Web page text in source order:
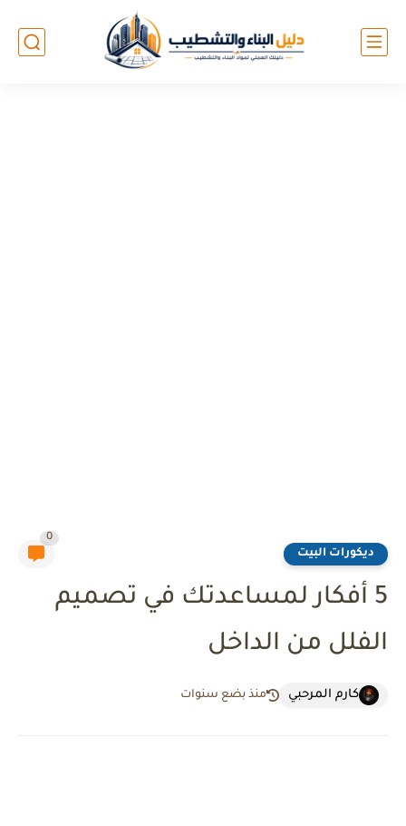
ديكورات البيت
0
5 أفكار لمساعدتك في تصميم
الفلل من الداخل
كارم المرحبي منذ بضع سنوات